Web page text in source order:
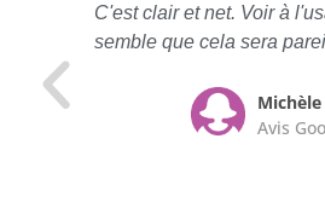
C'est clair et net. Voir à
semble que cela sera
Michèle
Avis